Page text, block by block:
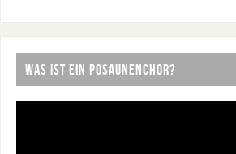
WAS IST EIN POSAUNENCHOR?